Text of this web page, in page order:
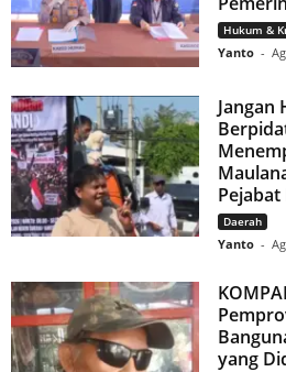
Hukum &
Yanto -
Jangan
Pejabat
Daerah
Yanto -
yang